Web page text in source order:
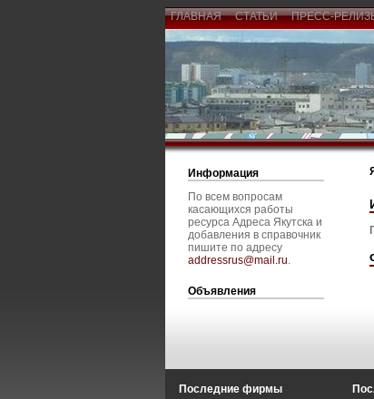
ГЛАВНАЯ СТАТЬИ ПРЕСС-
Информация
По всем вопросам
касающихся работы
ресурса Адреса Якутска и
добавления в справочник
пишите по адресу
addressrus@mail.ru.
Объявления
Последние фирмы